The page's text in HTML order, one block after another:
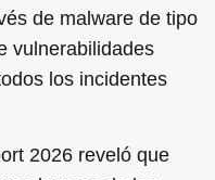
de malware de tipo
vulnerabilidades
los incidentes
2026 reveló que